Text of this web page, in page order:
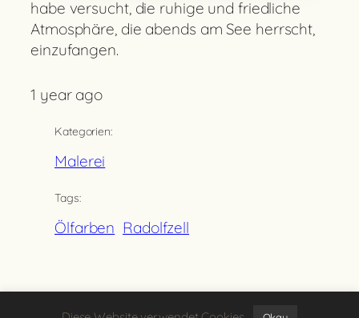
habe versucht, die ruhige und friedliche
Atmosphäre, die abends am See herrscht,
einzufangen.
1 year ago
Kategorien:
Malerei
Tags:
Ölfarben Radolfzell